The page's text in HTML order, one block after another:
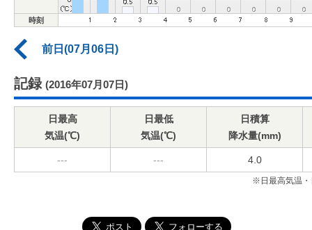
時刻
前日(07月06日)
記録 (2016年07月07日)
日最高
気温(℃)
日最低
気温(℃)
日積算
降水量(mm)
--- --- 4.0
※日最高気温・